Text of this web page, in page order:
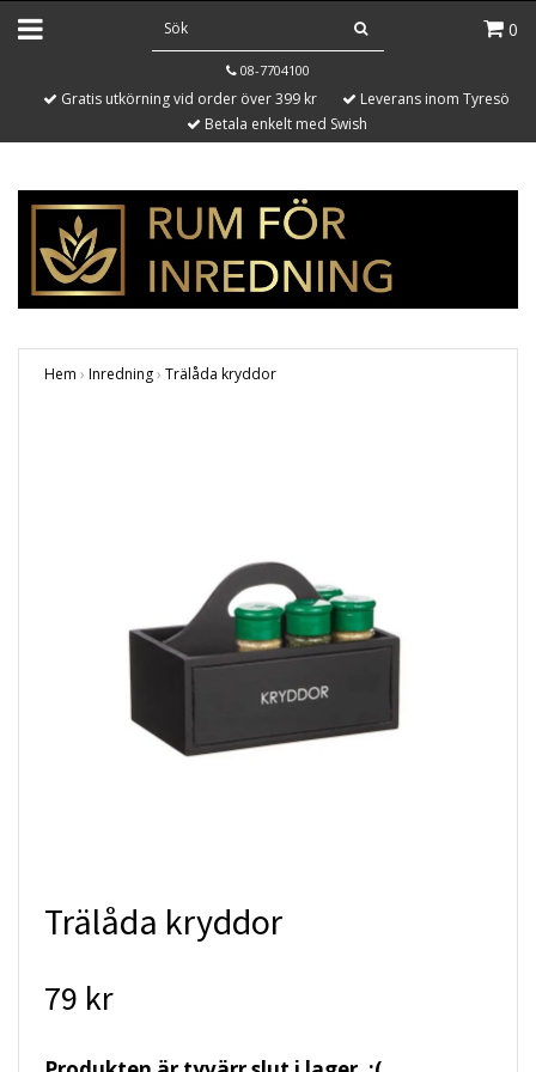
0
08-7704100
Gratis utkörning vid order över 399 kr
Leverans inom Tyresö
Betala enkelt med Swish
Hem › Inredning› Trälåda kryddor
Trälåda kryddor
79 kr